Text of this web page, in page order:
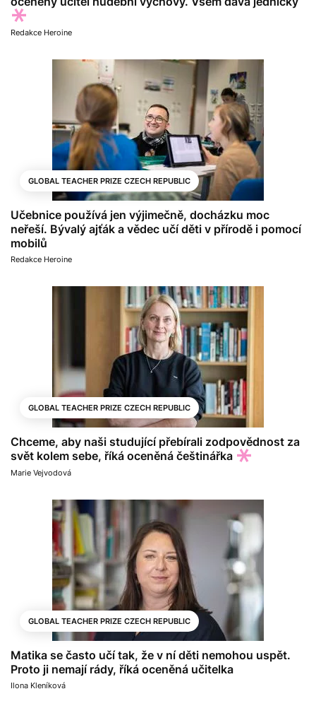
Redakce Heroine
GLOBAL TEACHER PRIZE CZECH REPUBLIC
Učebnice používá jen výjimečně, docházku moc
neřeší. Bývalý ajťák a vědec učí děti v přírodě i pomocí
mobilů
Redakce Heroine
GLOBAL TEACHER PRIZE CZECH REPUBLIC
Chceme, aby naši studující přebírali zodpovědnost za
svět kolem sebe, říká oceněná češtinářka
Marie Vejvodová
GLOBAL TEACHER PRIZE CZECH REPUBLIC
Matika se často učí tak, že v ní děti nemohou uspět.
Proto ji nemají rády, říká oceněná učitelka
Ilona Kleníková